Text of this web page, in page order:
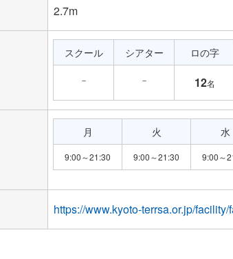
2.7m
スクール
－
シアター
－
ロの字
12名
月
9:00～21:30
火
9:00～21:30
水
9:00～
https://www.kyoto-terrsa.or.jp/